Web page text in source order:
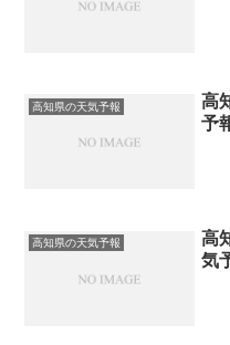
高知県の天気予報
高
予
高知県の天気予報
高
気